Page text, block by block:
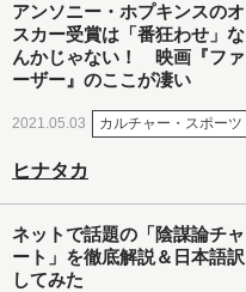
アンソニー・ホプキンスのオ
スカー受賞は「番狂わせ」な
んかじゃない！ 映画『ファ
ーザー』のここが凄い
2021.05.03 カルチャー・スポーツ
ヒナタカ
ネットで話題の「陰謀論チャ
ート」を徹底解説＆日本語訳
してみた